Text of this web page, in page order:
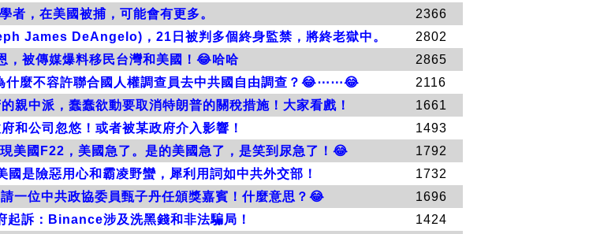
者，在美國被捕，可能會有更多。
2366
James DeAngelo)，21日被判多個終身監禁，將終老獄中。
2802
，被傳媒爆料移民台灣和美國！😂哈哈
2865
什麼不容許聯合國人權調查員去中共國自由調查？😂⋯⋯😂
2116
親中派，蠢蠢欲動要取消特朗普的關稅措施！大家看戲！
1661
和公司忽悠！或者被某政府介入影響！
1493
美國F22，美國急了。是的美國急了，是笑到尿急了！😂
1792
是險惡用心和霸凌野蠻，犀利用詞如中共外交部！
1732
一位中共政協委員甄子丹任頒獎嘉賓！什麼意思？😂
1696
起訴：Binance涉及洗黑錢和非法騙局！
1424